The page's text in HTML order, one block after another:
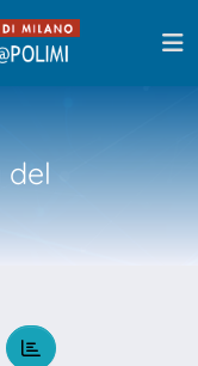
del